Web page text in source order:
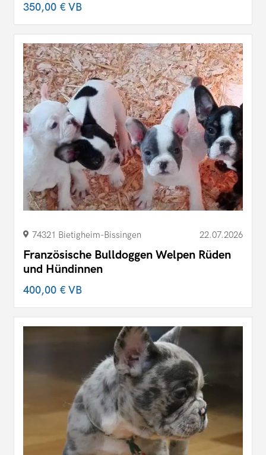
350,00 €VB
74321 Bietigheim-Bissingen 22.07.2026
Französische Bulldoggen Welpen Rüden
und Hündinnen
400,00 €VB